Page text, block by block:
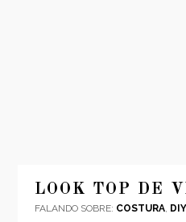
MODA
VIAGENS
LOOK TOP DE
FALANDO SOBRE: COSTURA, DIY